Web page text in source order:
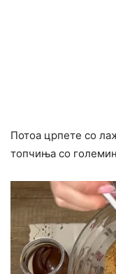
Потоа црпете со
топчиња со